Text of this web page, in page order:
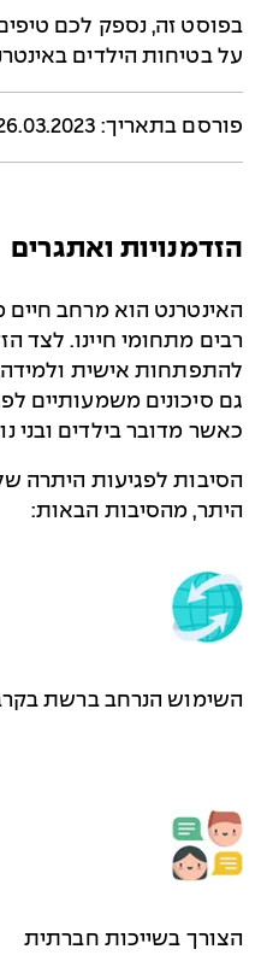
בפוסט זה, נספק לכם
על בטיחות הילדים
פורסם בתאריך: 26.03.2023
הזדמנויות ואתגרים
האינטרנט הוא מרחב חיים
רבים מתחומי חיינו. לצד
להתפתחות אישית
גם סיכונים משמעותיים
כאשר מדובר בילדים ובני
הסיבות לפגיעות היתרה של
היתר, מהסיבות הבאות:
השימוש הנרחב ברשת
הצורך בשייכות חברתית